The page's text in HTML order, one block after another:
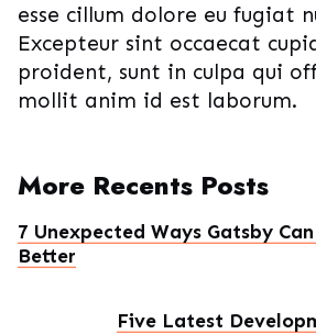
esse cillum dolore eu fugiat
Excepteur sint occaecat
proident, sunt in culpa qui
mollit anim id est laborum.
More Recents Posts
7 Unexpected Ways Gatsby
Better
Five Latest